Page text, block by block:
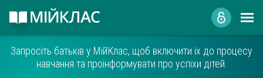
Запросіть батьків у МійКлас, щоб включити їх до процесу
навчання та проінформувати про успіхи дітей.